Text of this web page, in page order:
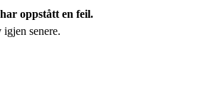
oppstått en feil.
senere.